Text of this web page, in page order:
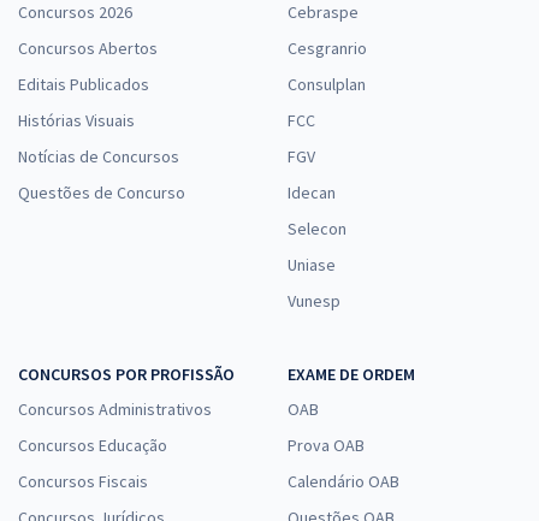
Concursos 2026
Concursos Abertos
Editais Publicados
Histórias Visuais
Notícias de Concursos
Questões de Concurso
Cebraspe
Cesgranrio
Consulplan
FCC
FGV
Idecan
Selecon
Uniase
Vunesp
CONCURSOS POR PROFISSÃO
Concursos Administrativos
Concursos Educação
Concursos Fiscais
EXAME DE ORDEM
OAB
Prova OAB
Calendário OAB